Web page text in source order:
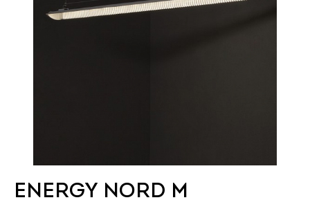
ENERGY NORD M